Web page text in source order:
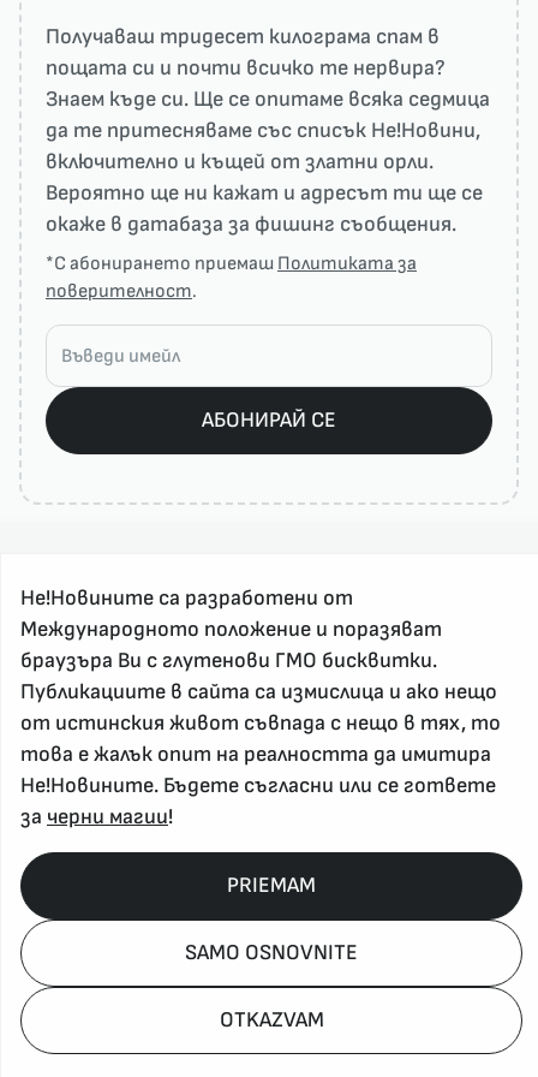
Получаваш тридесет килограма спам в
пощата си и почти всичко те нервира?
Знаем къде си. Ще се опитаме всяка седмица
да те притесняваме със списък He!Новини,
включително и къщей от златни орли.
Вероятно ще ни кажат и адресът ти ще се
окаже в датабаза за фишинг съобщения.
*С абонирането приемаш Политиката за
поверителност.
АБОНИРАЙ СЕ
За реклама и връзка с нас, пишете на
nenovinite@gmail.com
Контакт
За нас
Напиши Не!Новина
Абонирай се
Policy, Rights, etc 2026
Не!Новините са разработени от
Международното положение и поразяват
браузъра Ви с глутенови ГМО бисквитки.
Публикациите в сайта са измислица и ако нещо
от истинския живот съвпада с нещо в тях, то
това е жалък опит на реалността да имитира
Не!Новините. Бъдете съгласни или се гответе
за черни магии!
OTKAZVAM
SAMO OSNOVNITE
PRIEMAM